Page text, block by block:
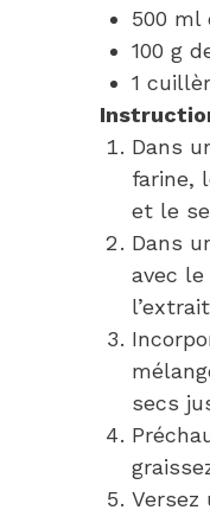
500 ml
100 g
1
Dans
farine,
et le
Dans
avec
secs
Versez